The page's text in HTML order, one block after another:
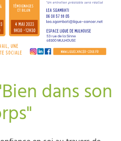
dans son